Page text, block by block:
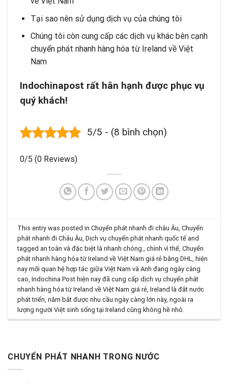
Tại sao nên sử dụng dịch vụ của chúng tôi
Chúng tôi còn cung cấp các dịch vụ khác bên cạnh
chuyển phát nhanh hàng hóa từ Ireland về Việt
Nam
Indochinapost rất hân hạnh được phục vụ
quý khách!
5/5 - (8 bình chọn)
0/5 (0 Reviews)
This entry was posted inChuyển phát nhanh đi châu Âu ,Chuyển
phát nhanh đi Châu Âu ,Dịch vụ chuyển phát nhanh quốc tếand
tagged an toàn và đặc biệt là nhanh chóng. ,chính vì thế,Chuyển
phát nhanh hàng hóa từ Ireland về Việt Nam giá rẻ bằng DHL
,hiện
nay mối quan hệ hợp tác giữa Việt Nam và Anh đang ngày càng
cao ,Indochina Post hiện nay đã cung cấp dịch vụ chuyển phát
nhanh hàng hóa từ Ireland về Việt Nam giá rẻ ,Ireland là đắt nước
phát triển ,nắm bắt được nhu cầu ngày càng lớn này,ngoài ra
lượng người Việt sinh sống tại Ireland cũng không hề nhỏ
CHUYỂN PHÁT NHANH TRONG NƯỚC